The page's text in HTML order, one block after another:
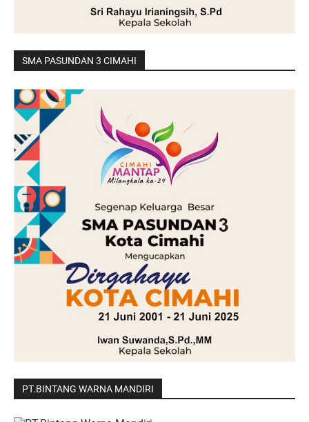
SMA PASUNDAN 3 CIMAHI
PT.BINTANG WARNA MANDIRI